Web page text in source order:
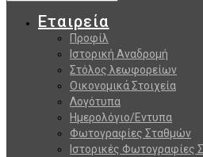
Εταιρεία
Προφίλ
Ιστορική Αναδρομή
Στόλος λεωφορείων
Οικονομικά Στοιχεία
Λογότυπα
Ημερολόγιο/Εντυπα
Φωτογραφίες Σταθμών
Ιστορικές Φωτογραφίες